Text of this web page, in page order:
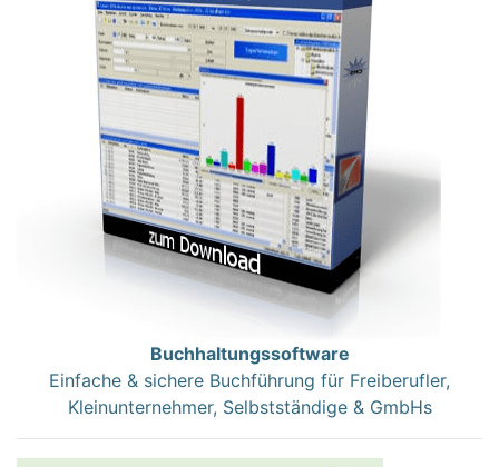
Buchhaltungssoftware
Einfache & sichere Buchführung für Freiberufler,
Kleinunternehmer, Selbstständige & GmbHs